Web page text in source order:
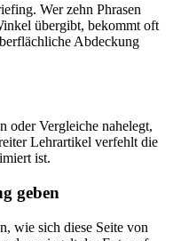
Wer zehn Phrasen
übergibt, bekommt oft
Abdeckung
oder Vergleiche nahelegt,
Lehrartikel verfehlt die
ist.
geben
wie sich diese Seite von